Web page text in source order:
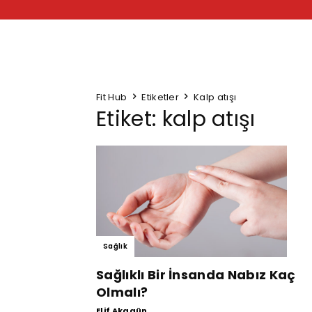
Fit Hub Etiketler Kalp atışı
Etiket: kalp atışı
Sağlık
Sağlıklı Bir İnsanda Nabız Kaç
Olmalı?